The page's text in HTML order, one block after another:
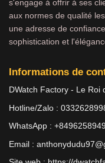
s'engage à offrir à ses
aux normes de qualité
une adresse de
sophistication et
Informations de
DWatch Factory - Le Roi
Hotline/Zalo :
WhatsApp :
Email :